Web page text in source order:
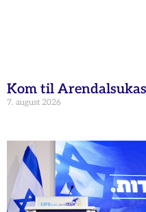
Kom til
7. august 2026